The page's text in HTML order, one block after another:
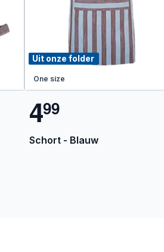
Uit onze folder
One size
499
Schort - Blauw